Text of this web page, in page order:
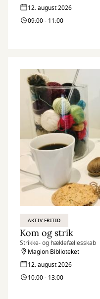
12. august 2026
09:00 - 11:00
AKTIV FRITID
Kom og strik
Strikke- og hæklefællesskab
Magion Biblioteket
12. august 2026
10:00 - 13:00